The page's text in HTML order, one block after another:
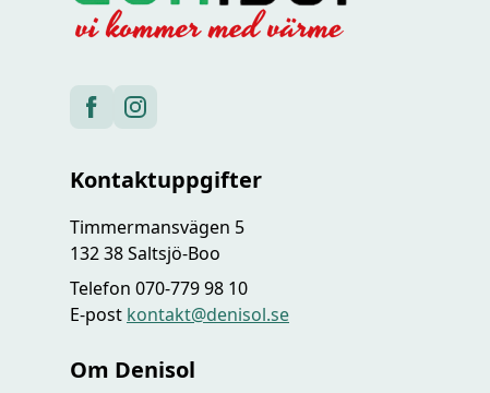
Kontaktuppgifter
Timmermansvägen 5
132 38 Saltsjö-Boo
Telefon 070-779 98 10
E-post kontakt@denisol.se
Om Denisol